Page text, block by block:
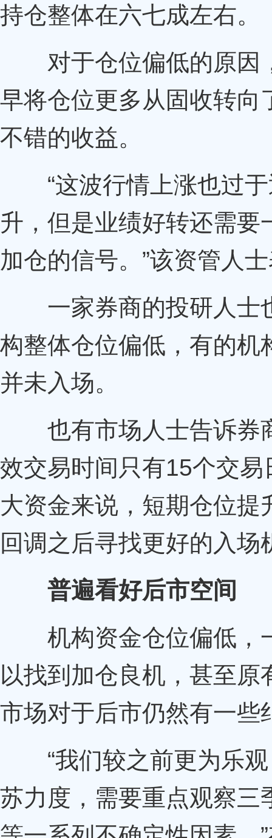
持仓整体在六七成左右。
对于仓位偏低的原因
早将仓位更多从固收转向
不错的收益。
“这波行情上涨也过于
升，但是业绩好转还需
加仓的信号。”该资管人
一家券商的投研人士
构整体仓位偏低，有的机
并未入场。
也有市场人士告诉券
效交易时间只有15个交
大资金来说，短期仓位
回调之后寻找更好的入场
普遍看好后市空间
机构资金仓位偏低，
以找到加仓良机，甚至
市场对于后市仍然有一些
“我们较之前更为乐观
苏力度，需要重点观察三